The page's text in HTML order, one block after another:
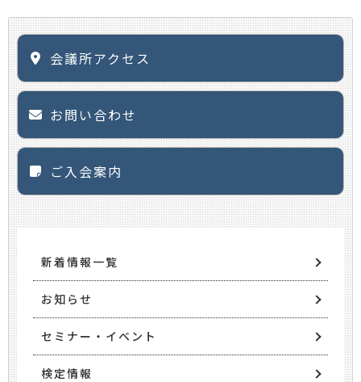
会議所アクセス
お問い合わせ
ご入会案内
新着情報一覧
お知らせ
セミナー・イベント
検定情報